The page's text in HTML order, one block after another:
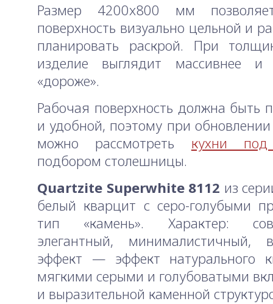
Размер 4200x800 мм
поверхность визуально цельной и
планировать раскрой. При
изделие выглядит массивнее и
«дороже».
Рабочая поверхность должна быть
и удобной, поэтому при
можно рассмотреть кухни под
подбором столешницы.
Quartzite Superwhite 8112 из
белый кварцит с серо-голубыми
тип «камень». Характер:
элегантный, минималистичный,
эффект — эффект натурального
мягкими серыми и голубоватыми
и выразительной каменной